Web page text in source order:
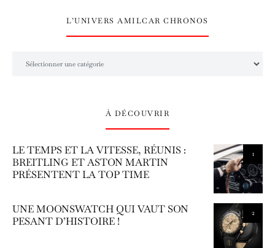
L’UNIVERS AMILCAR CHRONOS
À DÉCOUVRIR
1
LE TEMPS ET LA VITESSE, RÉUNIS :
BREITLING ET ASTON MARTIN
PRÉSENTENT LA TOP TIME
2
UNE MOONSWATCH QUI VAUT SON
PESANT D’HISTOIRE !